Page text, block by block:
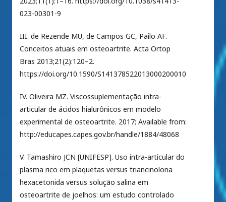
023-00301-9
III. de Rezende MU, de Campos GC, Pailo AF.
Conceitos atuais em osteoartrite. Acta Ortop
Bras 2013;21(2):120–2.
https://doi.org/10.1590/S141378522013000200010
IV. Oliveira MZ. Viscossuplementação intra-
articular de ácidos hialurônicos em modelo
experimental de osteoartrite. 2017; Available from:
http://educapes.capes.gov.br/handle/1884/48068
V. Tamashiro JCN [UNIFESP]. Uso intra-articular do
plasma rico em plaquetas versus triancinolona
hexacetonida versus solução salina em
osteoartrite de joelhos: um estudo controlado